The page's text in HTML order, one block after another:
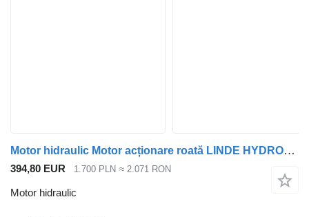
Motor hidraulic Motor acționare roată LINDE HYDROMOTER pentru măturator/cărucior HMF50.2 01 pentru maşina de măturat stradă
394,80 EUR 1.700 PLN ≈ 2.071 RON
Motor hidraulic